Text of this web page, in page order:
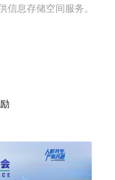
息存储空间服务。